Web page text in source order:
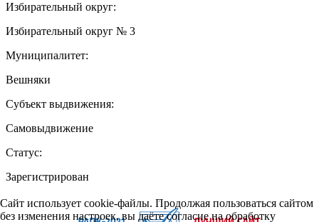
Избирательный округ:
Избирательный округ № 3
Муниципалитет:
Вешняки
Субъект выдвижения:
Самовыдвижение
Статус:
Зарегистрирован
Сайт использует cookie-файлы. Продолжая пользоваться сайтом
без изменения настроек, вы даёте согласие на обработку